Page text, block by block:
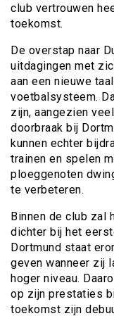
club vertrouwen
toekomst.
De overstap naar
uitdagingen met
aan een nieuwe
voetbalsysteem.
zijn, aangezien
doorbraak bij
kunnen echter
trainen en spelen
ploeggenoten
te verbeteren.
Binnen de club zal
dichter bij het
Dortmund staat
geven wanneer zij
hoger niveau.
op zijn prestaties
toekomst zijn